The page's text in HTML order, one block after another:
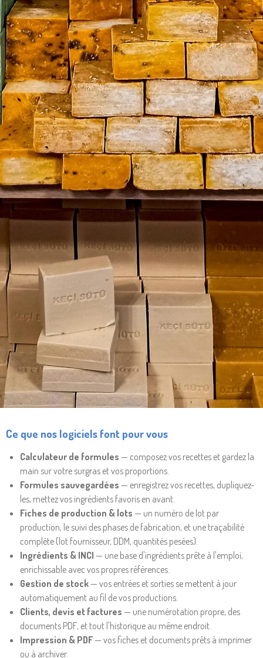
Ce que nos logiciels font pour vous
Calculateur de formules — composez vos recettes et gardez la
main sur votre surgras et vos proportions.
Formules sauvegardées — enregistrez vos recettes, dupliquez-
les, mettez vos ingrédients favoris en avant.
Fiches de production & lots — un numéro de lot par
production, le suivi des phases de fabrication, et une traçabilité
complète (lot fournisseur, DDM, quantités pesées).
Ingrédients & INCI — une base d'ingrédients prête à l'emploi,
enrichissable avec vos propres références.
Gestion de stock— vos entrées et sorties se mettent à jour
automatiquement au fil de vos productions.
Clients, devis et factures — une numérotation propre, des
documents PDF, et tout l'historique au même endroit.
Impression & PDF— vos fiches et documents prêts à imprimer
ou à archiver.